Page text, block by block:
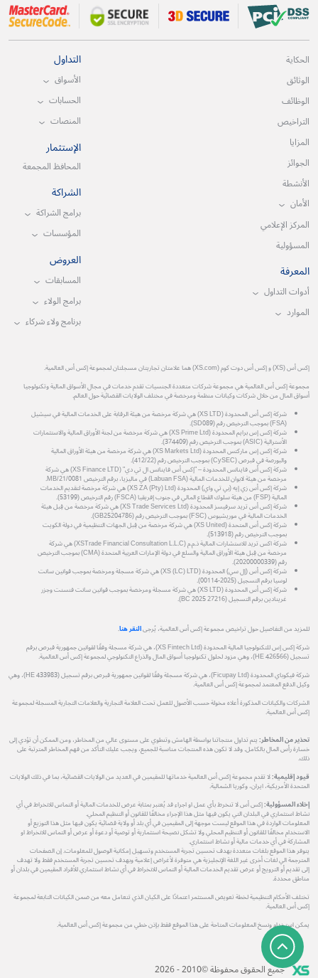
الحكاية
الوثائق
الوظائف
التراخيص
المزايا
الجوائز
الأنشطة
الأمان
المركز الإعلامي
المسؤولية
المعرفة
أدوات التداول
الموارد
التداول
الأسواق
الحسابات
المنصات
الإستثمار
المحافظ المجمعة
الشراكة
برامج الشراكة
المؤسسات
العروض
المسابقات
برامج الولاء
برنامج ولاء شركاء
إكس أس (XS) و إكس أس دوت كوم (XS.com) هما علامتان تجاريتان مسجلتان لمجموعة إكس أس العالمية.
مجموعة إكس أس العالمية هي مجموعة شركات متعددة الجنسيات تقدم خدمات في مجال الأسواق المالية وتكنولوجيا
أسواق المال من خلال شركات وكيانات منظمة ومرخصة في مختلف الولايات القضائية حول العالم.
شركة إكس أس المحدودة (XS LTD) هي شركة مرخصة من هيئة الرقابة على الخدمات المالية في سيشيل
(FSA) بموجب الترخيص رقم (SD089).
شركة إكس إس برايم المحدودة (XS Prime Ltd) هي شركة مرخصة من لجنة الأوراق المالية والاستثمارات
الأسترالية (ASIC) بموجب الترخيص رقم (374409).
شركة إكس إس ماركتس المحدودة (XS Markets Ltd) هي شركة مرخصة من هيئة الأوراق المالية
والبورصة في قبرص (CySEC) بموجب الترخيص رقم (412/22).
شركة إكس أس فاينانس المحدودة – "إكس أس فاينانس ال تي دي" (XS Finance LTD) هي شركة
مرخصة من هيئة لابوان للخدمات المالية (Labuan FSA) في ماليزيا، برقم الترخيص MB/21/0081.
شركة إكس أس زي إيه (بي تي واي) المحدودة (XS ZA (Pty) Ltd) هي شركة مرخصة لتقديم الخدمات
المالية (FSP) من هيئة سلوك القطاع المالي في جنوب إفريقيا (FSCA) رقم الترخيص (53199).
شركة إكس أس تريد سرفيسز المحدودة (XS Trade Services Ltd) هي شركة مرخصة من قِبل هيئة
الخدمات المالية في موريشيوس (FSC) بموجب الترخيص رقم (GB25204786).
شركة إكس أس المتحدة (XS United) هي شركة مرخصة من قِبل الجهات التنظيمية في دولة الكويت
بموجب الترخيص رقم (513918).
شركة اكس تريد للاستشارات المالية ذ.م.م (XSTrade Financial Consultation L.L.C) هي شركة
مرخصة من قِبل هيئة الأوراق المالية والسلع في دولة الإمارات العربية المتحدة (CMA) بموجب الترخيص
رقم (20200000339).
شركة إكس أس (إل سي) المحدودة (XS (LC) LTD) هي شركة مسجلة ومرخصة بموجب قوانين سانت
لوسيا برقم التسجيل (2025-00114).
شركة إكس أس المحدودة (XS LTD) هي شركة مسجلة ومرخصة بموجب قوانين سانت فنسنت وجزر
غرينادين برقم التسجيل (27216 BC 2025).
للمزيد من التفاصيل حول تراخيص مجموعة إكس أس العالمية، يُرجىالنقر هنا.
شركة إكس إس للتكنولوجيا المالية المحدودة (XS Fintech Ltd)، هي شركة مسجلة وفقًا لقوانين جمهورية قبرص برقم
تسجيل (HE 426566)، وهي مزود لحلول تكنولوجيا أسواق المال والذراع التكنولوجي لمجموعة إكس أس العالمية.
شركة فيكوباي المحدودة (Ficupay Ltd)، هي شركة مسجلة وفقًا لقوانين جمهورية قبرص برقم تسجيل (HE 433983)، وهي
وكيل الدفع المعتمد لمجموعة إكس أس العالمية.
الشركات والكيانات المذكورة أعلاه مخولة حسب الأصول للعمل تحت العلامة التجارية والعلامات التجارية المسجلة لمجموعة
إكس أس العالمية.
تحذير من المخاطر:يتم تداول منتجاتنا بواسطة الهامش وتنطوي على مستوى عالي من المخاطر، ومن الممكن أن تؤدي إلى
خسارة رأس المال بالكامل. وقد لا تكون هذه المنتجات مناسبة للجميع، ويجب عليك التأكد من فهم المخاطر المترتبة على
ذلك.
قيود إقليمية:لا تقدم مجموعة إكس أس العالمية خدماتها للمقيمين في العديد من الولايات القضائية، بما في ذلك الولايات
المتحدة الأمريكية، ايران، وكوريا الشمالية.
إخلاء المسؤولية:إكس أس لا تنخرط بأي عمل او اجراء قد يُعتبر بمثابة عرض للخدمات المالية أو التماس للانخراط في أي
نشاط استثماري في البلدان التي يكون فيها مثل هذا الإجراء مخالفًا للقانون أو التنظيم المحلي.
المعلومات الواردة في هذا الموقع ليست موجهة إلى المقيمين في أي بلد أو ولاية قضائية يكون فيها مثل هذا التوزيع أو
الاستخدام مخالفًا للقانون أو التنظيم المحلي ولا تشكل نصيحة استثمارية أو توصية أو دعوة أو عرض أو التماس للانخراط او
المشاركة في أي خدمات مالية أو نشاط استثماري.
يتوفر هذا الموقع بلغات متعددة بهدف تحسين تجربة المستخدم وتسهيل إمكانية الوصول للمعلومات. إن الصفحات
المترجمة الي لغات أخرى غير اللغة الإنجليزية هي متوفرة لأغراض إعلامية وبهدف تحسين تجربة المستخدم فقط ولا تهدف
إلى تقديم أو الترويج أو عرض تقديم الخدمات المالية أو التماس للانخراط في أي نشاط استثماري للأفراد المقيمين في بلدان أو
مناطق محددة.
تختلف الأحكام التنظيمية لخطة تعويض المستثمر اعتمادًا على الكيان الذي تتعامل معه من ضمن الكيانات التابعة لمجموعة
إكس أس العالمية.
يمكن استخدام ونسخ المعلومات المتاحة على هذا الموقع فقط بإذن خطي من مجموعة إكس أس العالمية.
جميع الحقوق محفوظة ©2010 - 2026